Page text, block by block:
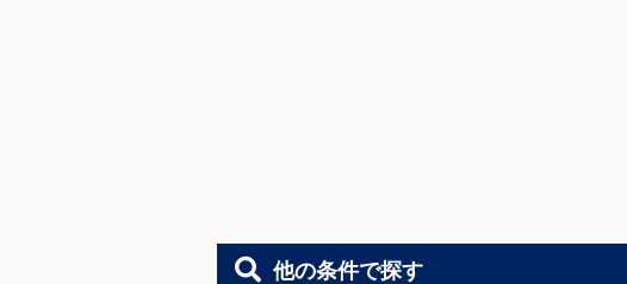
他の条件で探す